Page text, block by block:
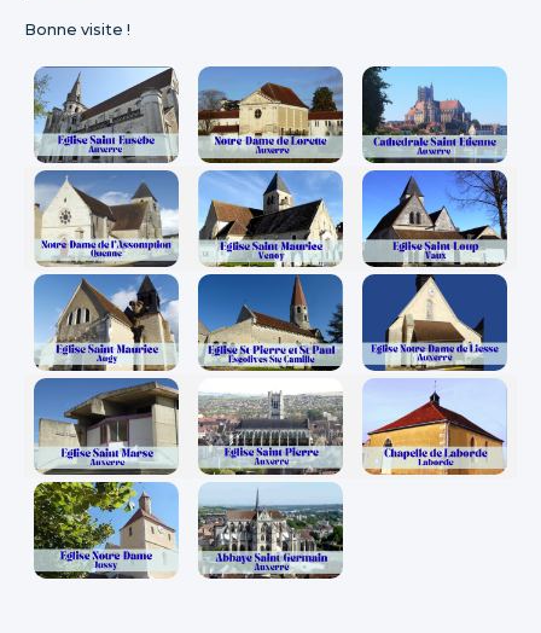
Bonne visite !